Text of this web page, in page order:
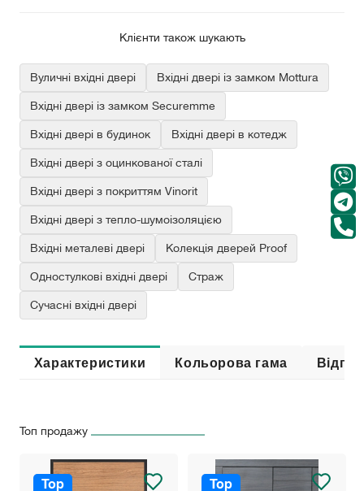
Клієнти також шукають
Вуличні вхідні двері Вхідні двері із замком Mottura
Вхідні двері із замком Securemme
Вхідні двері в будинок Вхідні двері в котедж
Вхідні двері з оцинкованої сталі
Вхідні двері з покриттям Vinorit
Вхідні двері з тепло-шумоізоляцією
Вхідні металеві двері Колекція дверей Proof
Одностулкові вхідні двері Страж
Сучасні вхідні двері
Характеристики Кольорова гама
Топ продажу
Top Top